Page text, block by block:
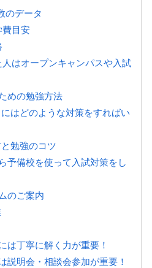
のデータ
費目安
はオープンキャンパスや入試
めの勉強方法
はどのような対策をすればい
勉強のコツ
予備校を使って入試対策をし
のご案内
は丁寧に解く力が重要！
説明会・相談会参加が重要！